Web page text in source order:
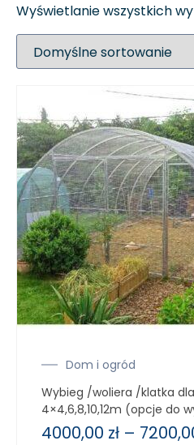
Wyświetlanie wszystkich
Dom i ogród
Wybieg /woliera /klatka
4×4,6,8,10,12m (opcje do
4000,00 zł –